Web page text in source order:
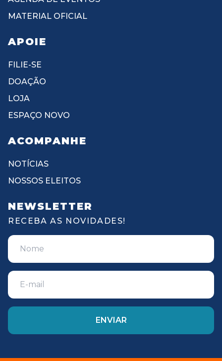
MATERIAL OFICIAL
APOIE
FILIE-SE
DOAÇÃO
LOJA
ESPAÇO NOVO
ACOMPANHE
NOTÍCIAS
NOSSOS ELEITOS
NEWSLETTER
RECEBA AS NOVIDADES!